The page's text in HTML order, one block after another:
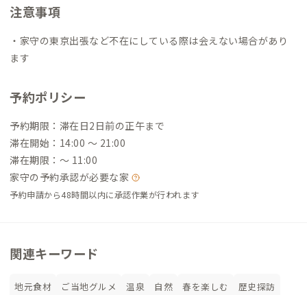
注意事項
・家守の東京出張など不在にしている際は会えない場合があり
ます
予約ポリシー
予約期限：滞在日2日前の正午まで
滞在開始：14:00 〜 21:00
滞在期限：〜 11:00
家守の予約承認が必要な家
予約申請から48時間以内に承認作業が行われます
関連キーワード
地元食材 ご当地グルメ 温泉 自然 春を楽しむ
歴史探訪